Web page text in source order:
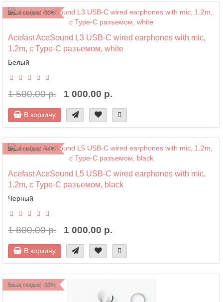
Ваша скидка: -33%
Acefast AceSound L3 USB-C wired earphones with mic,
1.2m, с Type-C разъемом, white
Белый
1 500.00 р. 1 000.00 р.
В корзину
Ваша скидка: -44%
Acefast AceSound L5 USB-C wired earphones with mic,
1.2m, с Type-C разъемом, black
Черный
1 800.00 р. 1 000.00 р.
В корзину
Ваша скидка: -33%